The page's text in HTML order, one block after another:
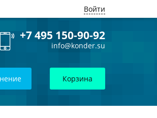
Войти
+7 495 150-90-92
info@konder.su
Корзина